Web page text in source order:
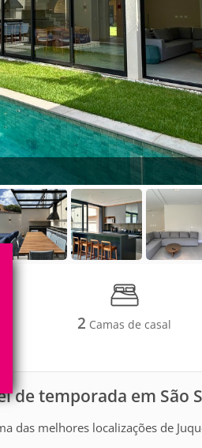
2 Camas de casal
de temporada em São
das melhores localizações de